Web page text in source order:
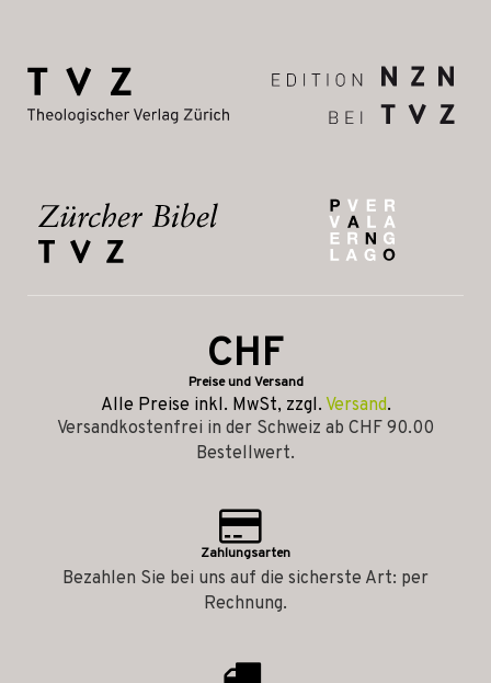
CHF
Preise und Versand
Alle Preise inkl. MwSt, zzgl. Versand.
Versandkostenfrei in der Schweiz ab CHF 90.00
Bestellwert.
Zahlungsarten
Bezahlen Sie bei uns auf die sicherste Art: per
Rechnung.